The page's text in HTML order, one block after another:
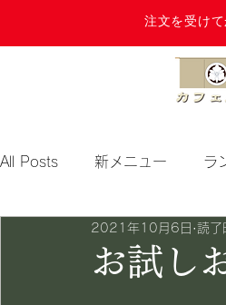
注文を受け
All Posts 新メニュー ラ
期間限定
お試し
2021年10月6日 読了